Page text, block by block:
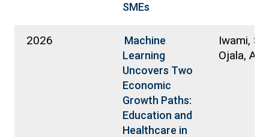
SMEs
2026
Machine
Learning
Uncovers Two
Economic
Growth Paths:
Education and
Healthcare in
Iwami,
Ojala,